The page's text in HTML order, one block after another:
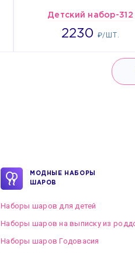
Детский набор-312
2230 ₽/ШТ.
2230
МОДНЫЕ НАБОРЫ
ШАРОВ
Наборы шаров для детей
Наборы шаров на выписку из
Наборы шаров Годовасия